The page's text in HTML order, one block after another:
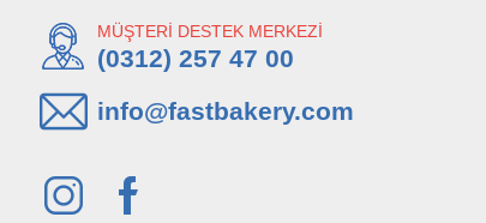
MÜŞTERİ DESTEK MERKEZİ
(0312) 257 47 00
info@fastbakery.com